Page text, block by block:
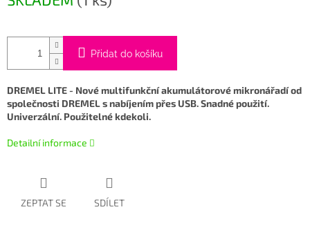
Přidat do košíku
DREMEL LITE - Nové multifunkční akumulátorové mikronářadí od
společnosti DREMEL s nabíjením přes USB. Snadné použití.
Univerzální. Použitelné kdekoli.
Detailní informace
ZEPTAT SE SDÍLET